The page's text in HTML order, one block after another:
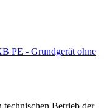
technischen Betrieb der